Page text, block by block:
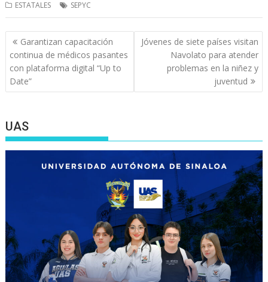
ESTATALES SEPYC
Navegación
de
entradas
Garantizan capacitación
continua de médicos pasantes
con plataforma digital “Up to
Date”
Jóvenes de siete países visitan
Navolato para atender
problemas en la niñez y
juventud
UAS